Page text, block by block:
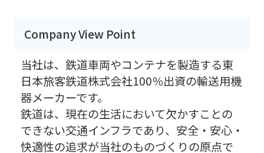
Company View Point
当社は、鉄道車両やコンテナを製造する東
日本旅客鉄道株式会社100％出資の輸送用機
器メーカーです。
鉄道は、現在の生活において欠かすことの
できない交通インフラであり、安全・安心・
快適性の追求が当社のものづくりの原点で